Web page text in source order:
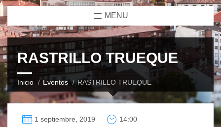
MENU
RASTRILLO TRUEQUE
Inicio Eventos RASTRILLO TRUEQUE
1 septiembre, 2019 14:00